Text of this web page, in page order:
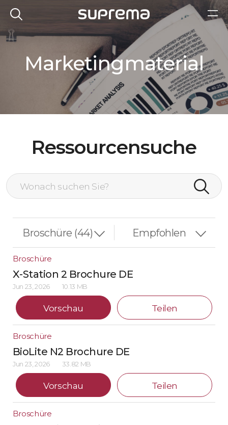
Marketingmaterial
Ressourcensuche
Broschüre
X-Station 2 Brochure DE
Jun 23, 2026 10.13 MB
Vorschau Teilen
Broschüre
BioLite N2 Brochure DE
Jun 23, 2026 33.82 MB
Vorschau Teilen
Broschüre